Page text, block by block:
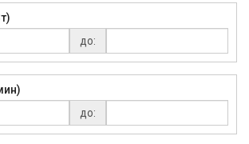
до:
до: